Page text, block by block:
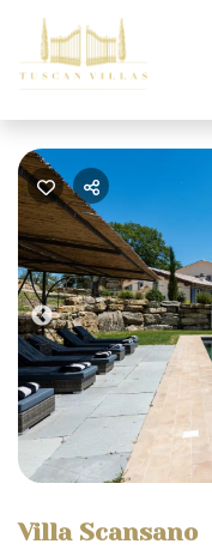
Previous
Villa Scansano